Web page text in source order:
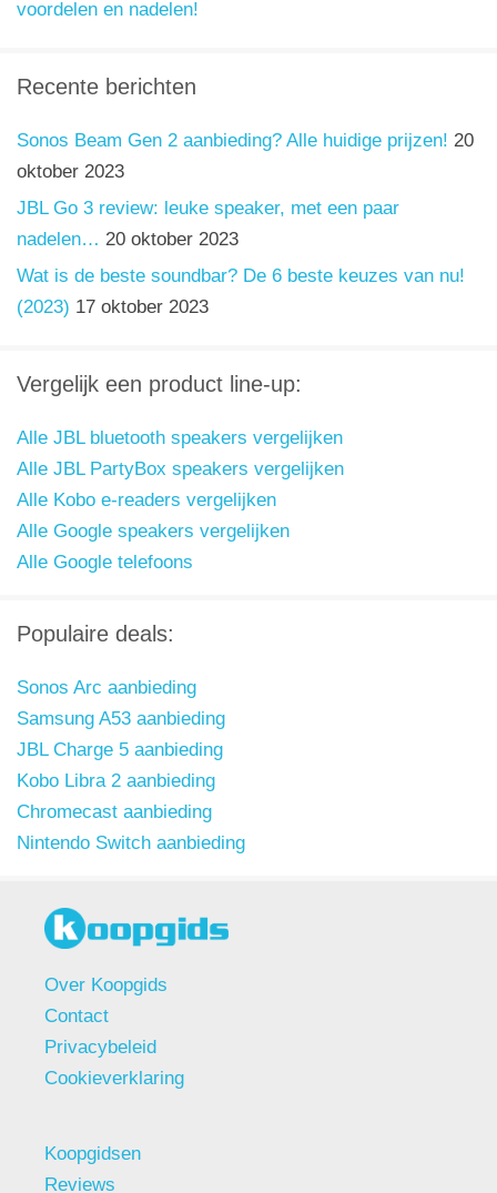
voordelen en nadelen!
Recente berichten
Sonos Beam Gen 2 aanbieding? Alle huidige prijzen! 20
oktober 2023
JBL Go 3 review: leuke speaker, met een paar
nadelen… 20 oktober 2023
Wat is de beste soundbar? De 6 beste keuzes van nu!
(2023) 17 oktober 2023
Vergelijk een product line-up:
Alle JBL bluetooth speakers vergelijken
Alle JBL PartyBox speakers vergelijken
Alle Kobo e-readers vergelijken
Alle Google speakers vergelijken
Alle Google telefoons
Populaire deals:
Sonos Arc aanbieding
Samsung A53 aanbieding
JBL Charge 5 aanbieding
Kobo Libra 2 aanbieding
Chromecast aanbieding
Nintendo Switch aanbieding
Over Koopgids
Contact
Privacybeleid
Cookieverklaring
Koopgidsen
Reviews